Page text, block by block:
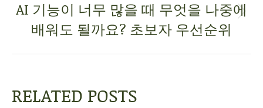
AI 기능이 너무 많을 때 무엇을 나중에
배워도 될까요? 초보자 우선순위
RELATED POSTS